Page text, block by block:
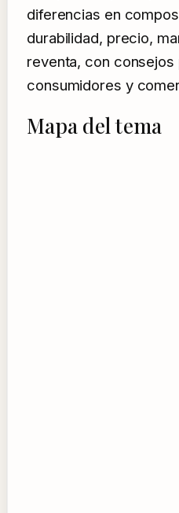
diferencias en
durabilidad, precio,
reventa, con
consumidores y
Mapa del tema